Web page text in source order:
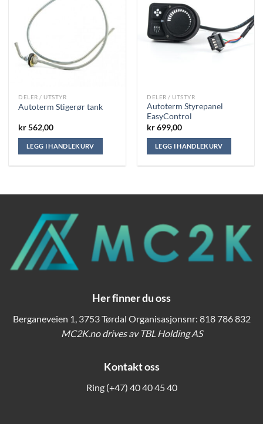
DELER / UTSTYR
Autoterm Stigerør tank
kr562,00
LEGG I HANDLEKURV
DELER / UTSTYR
Autoterm Styrepanel
EasyControl
kr699,00
LEGG I HANDLEKURV
Her finner du oss
Berganeveien 1, 3753 Tørdal Organisasjonsnr: 818 786 832
MC2K.no drives av TBL Holding AS
Kontakt oss
Ring (+47) 40 40 45 40